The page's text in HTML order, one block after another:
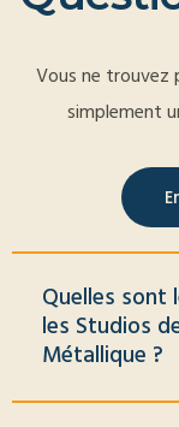
Vous ne trouvez
simplement
Quelles sont
les Studios
Métallique ?